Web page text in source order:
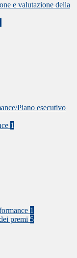
e valutazione della
Piano esecutivo
1
1
premi 5